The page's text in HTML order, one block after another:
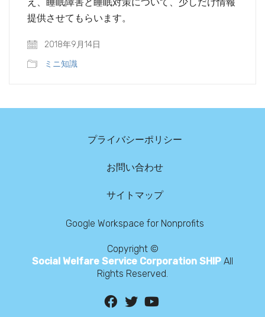
提供させてもらいます。
2018年9月14日
ミニ知識
プライバシーポリシー
お問い合わせ
サイトマップ
Google Workspace for Nonprofits
Copyright ©
Social Welfare Service Corporation SHIP All
Rights Reserved.